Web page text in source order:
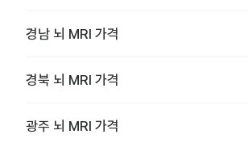
경남 뇌 MRI 가격
경북 뇌 MRI 가격
광주 뇌 MRI 가격